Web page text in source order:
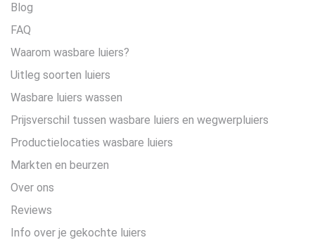
Blog
FAQ
Waarom wasbare luiers?
Uitleg soorten luiers
Wasbare luiers wassen
Prijsverschil tussen wasbare luiers en wegwerpluiers
Productielocaties wasbare luiers
Markten en beurzen
Over ons
Reviews
Info over je gekochte luiers